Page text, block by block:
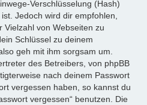
Verschlüsselung (Hash)
Jedoch wird dir empfohlen,
Vielzahl von Webseiten zu
Schlüssel zu deinem
geh mit ihm sorgsam um.
des Betreibers, von phpBB
nach deinem Passwort
vergessen haben, so kannst du
vergessen“ benutzen. Die